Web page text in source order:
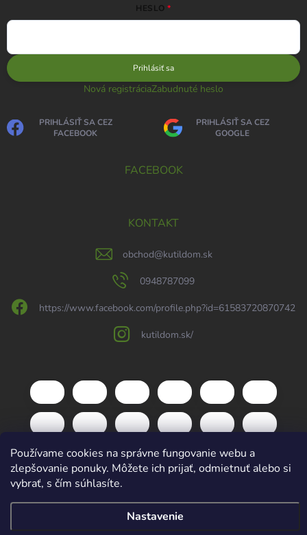
Používame cookies na správne fungovanie webu a
zlepšovanie ponuky. Môžete ich prijať, odmietnuť alebo si
vybrať, s čím súhlasíte.
Nastavenie
HESLO
Prihlásiť sa
Nová registráciaZabudnuté heslo
PRIHLÁSIŤ SA CEZ
FACEBOOK
PRIHLÁSIŤ SA CEZ
GOOGLE
FACEBOOK
KONTAKT
obchod@kutildom.sk
0948787099
https://www.facebook.com/profile.php?id=61583720870742
kutildom.sk/
Copyright 2026kutildom.sk. Všetky práva vyhradené.Upraviť nastavenie
cookies